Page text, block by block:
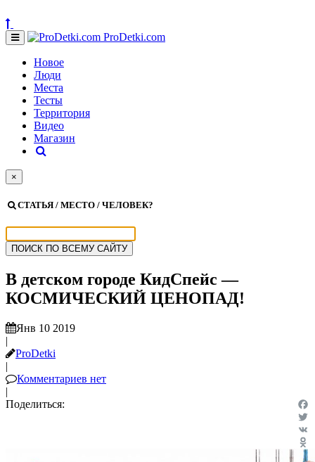
ProDetki.com
Новое
Люди
Места
Тесты
Территория
Видео
Магазин
×
СТАТЬЯ / МЕСТО / ЧЕЛОВЕК?
В детском городе КидСпейс —
КОСМИЧЕСКИЙ ЦЕНОПАД!
Янв 10 2019
|
ProDetki
|
Комментариев нет
|
Поделиться:
VK